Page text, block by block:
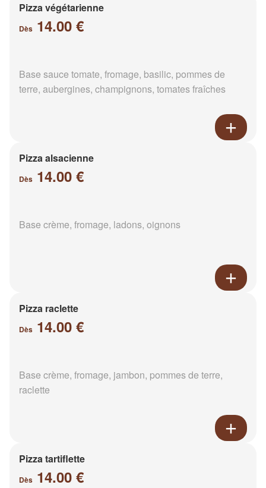
Pizza végétarienne
Dès 14.00 €
Base sauce tomate, fromage, basilic, pommes de
terre, aubergines, champignons, tomates fraîches
Pizza alsacienne
Dès 14.00 €
Base crème, fromage, ladons, oignons
Pizza raclette
Dès 14.00 €
Base crème, fromage, jambon, pommes de terre,
raclette
Pizza tartiflette
Dès 14.00 €